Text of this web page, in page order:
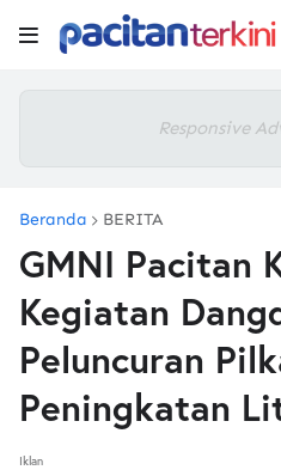
Responsive
Beranda BERITA
GMNI Pacitan
Kegiatan
Peluncuran
Peningkatan
Iklan